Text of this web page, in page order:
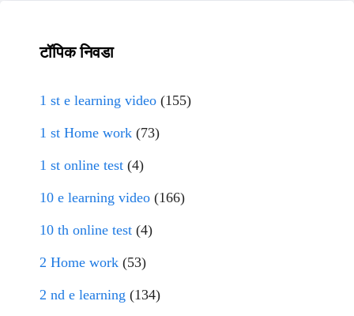
टॉपिक निवडा
1 st e learning video (155)
1 st Home work (73)
1 st online test (4)
10 e learning video (166)
10 th online test (4)
2 Home work (53)
2 nd e learning (134)